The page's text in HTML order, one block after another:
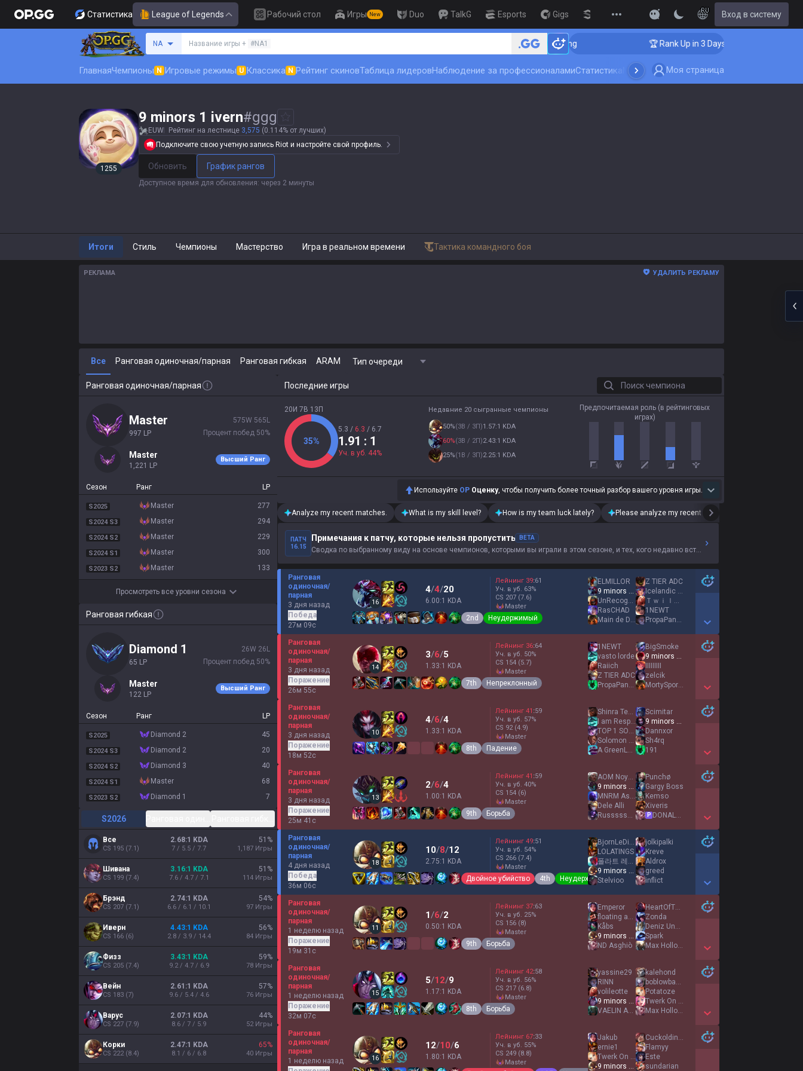
Статистика League of Legends Рабочий стол Игры New Duo TalkG Esports Gigs Streamer Overlay New
RU Вход в систему
NA Название игры + #NA1 🏆 Rank Up in 3 Days! Challenger Coaching 🏆 Rank Up in 3 Days! Challenger Coaching
ГлавнаяЧемпионы N Игровые режимы U Классика N Рейтинг скиновТаблица лидеровНаблюдение за профессионаламиСтатистика МультипоискОбновление игры
Моя страница
1255
9 minors 1 ivern#ggg
EUW Рейтинг на лестнице 3,575 (0.114% от лучших)
Подключите свою учетную запись Riot и настройте свой профиль.
Обновить График рангов
Доступное время для обновления: через 2 минуты
Итоги Стиль Чемпионы Мастерство Игра в реальном времени Тактика командного боя
РЕКЛАМА УДАЛИТЬ РЕКЛАМУ
Все Ранговая одиночная/парная Ранговая гибкая ARAM Тип очереди
Ранговая одиночная/парная
master
997 LP
575W 565 L
Процент побед 50%
master
1,221 LP
Высший Ранг
Сезон Ранг LP
S2025 master 277
S2024 S3 master 294
S2024 S2 master 229
S2024 S1 master 300
S2023 S2 master 133
Просмотреть все уровни сезона
Ранговая гибкая
diamond 1
65 LP
26W 26 L
Процент побед 50%
master
122 LP
Высший Ранг
Сезон Ранг LP
S2025 diamond 2 45
S2024 S3 diamond 2 20
S2024 S2 diamond 3 40
S2024 S1 master 68
S2023 S2 diamond 1 7
S2026
Все
CS 195 (7.1)
2.68:1 KDA
7 / 5.5 / 7.7
51 %
1,187 Игры
Шивана
CS 199 (7.4)
3.16:1 KDA
7.6 / 4.7 / 7.1
51 %
114 Игры
Брэнд
CS 207 (7.1)
2.74:1 KDA
6.6 / 6.1 / 10.1
54%
97 Игры
Иверн
CS 166 (6)
4.43:1 KDA
2.8 / 3.9 / 14.4
56%
84 Игры
Физз
CS 205 (7.4)
3.43:1 KDA
9.2 / 4.7 / 6.9
59%
78 Игры
Вейн
CS 183 (7)
2.61:1 KDA
9.6 / 5.4 / 4.6
57%
76 Игры
Варус
CS 227 (7.9)
2.07:1 KDA
8.6 / 7 / 5.9
44%
52 Игры
Корки
CS 222(8.4)
2.47:1 KDA
8.1 / 6 / 6.8
65%
40 Игры
Последние игры Поиск чемпиона
20И 7В 13П
35%
5.3 / 6.3 / 6.7
1.91 : 1
Уч. в уб. 44%
Недавние 20 сыгранные чемпионы
50%(3В / 3П)1.57:1 KDA
60%(3В / 2П)2.43:1 KDA
25%(1В / 3П)2.25:1 KDA
Предпочитаемая роль (в рейтинговых
играх)
Используйте OP Оценку, чтобы получить более точный разбор вашего уровня игры.
Analyze my recent matches. What is my skill level? How is my team luck lately? Please analyze my recent playstyle.
ПАТЧ
16.15
Примечания к патчу, которые нельзя пропустить BETA
Сводка по выбранному виду на основе чемпионов, которыми вы играли в этом сезоне, и тех, кого недавно встречали.
Ранговая
одиночная/
парная
3 дня назад
Победа
27м 09с
16
4/4/20
6.00:1 KDA
Лейнинг 39:61
Уч. в уб. 63%
CS 207 (7.6)
master
2nd Неудержимый
ELMILLOR
9 minors 1 ivern
UnRecogniZED
RasCHAD
Main de Dieu
Z TIER ADC
Icelandic Hero
Ｔｗｉｌｉｇｈｔ Ｃｉｔａｄｅｌ
1NEWT
PropaPandah
Show More Detail Games
Ранговая
одиночная/
парная
3 дня назад
Поражение
26м 55с
14
3/6/5
1.33:1 KDA
Лейнинг 36:64
Уч. в уб. 50%
CS 154 (5.7)
master
7th Непреклонный
1NEWT
vasto lorde
Raiich
Z TIER ADC
PropaPandah
BigSmoke
9 minors 1 ivern
zelcik
MortySporty
Show More Detail Games
Ранговая
одиночная/
парная
3 дня назад
Поражение
18м 52с
10
4/6/4
1.33:1 KDA
Лейнинг 41 :59
Уч. в уб. 57%
CS 92 (4.9)
master
8th Падение
Shinra Tensei
I am Responsible
TOP 1 SOUS JAUNE
Solomon Wood
A GreenLantern
Scimitar
9 minors 1 ivern
Dannxor
Sh4rq
191
Show More Detail Games
Ранговая
одиночная/
парная
3 дня назад
Поражение
25м 41с
13
2/6/4
1.00:1 KDA
Лейнинг 41 :59
Уч. в уб. 40%
CS 154 (6)
master
9th Борьба
AOM Noyou
9 minors 1 ivern
MNRM Asiankid
Dele Alli
Russssssssh
Punchø
Gargy Boss
Kemso
Xiveris
P DONALD DOSS
Show More Detail Games
Ранговая
одиночная/
парная
4 дня назад
Победа
36м 06с
18
10/8/12
2.75:1 KDA
Лейнинг 49:51
Уч. в уб. 54%
CS 266 (7.4)
master
Двойное убийство 4th Неудержимый
BjornLeDinosaure
LOLATINGS
폴라트 레이스
9 minors 1 ivern
Stelvioo
jolkipalki
Kreve
Aldrox
greed
inflict
Show More Detail Games
Ранговая
одиночная/
парная
1 неделю назад
Поражение
19м 31с
11
1/6/2
0.50:1 KDA
Лейнинг 37:63
Уч. в уб. 25%
CS 156 (8)
master
9th Борьба
Emperor
floating away
Kåbs
9 minors 1 ivern
ND Asghiò
HeartOfTheCards
Zonda
Deniz Undav
Spark
Max Holloway
Show More Detail Games
Ранговая
одиночная/
парная
1 неделю назад
Поражение
32м 07с
15
5/12/9
1.17:1 KDA
Лейнинг 42:58
Уч. в уб. 56%
CS 217 (6.8)
master
8th Борьба
yassine29
RINN
volileotte
9 minors 1 ivern
VAELIN AL SORNA
kalehond
boblowbasher
Potatoze
Twerk On Brother
Max Holloway
Show More Detail Games
Ранговая
одиночная/
парная
1 неделю назад
16
12/10/6
1.80:1 KDA
Лейнинг 67:33
Уч. в уб. 55%
CS 249 (8.8)
master
Jakub
ernie1
Twerk On Brother
9 minors 1 ivern
Cuckoldinho
Flamyy
Este
sundarian